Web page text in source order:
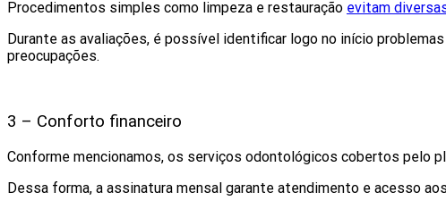
Procedimentos simples como limpeza e restauração evitam
Durante as avaliações, é possível identificar logo no início
preocupações.
3 – Conforto financeiro
Conforme mencionamos, os serviços odontológicos cobertos pelo
Dessa forma, a assinatura mensal garante atendimento e acesso